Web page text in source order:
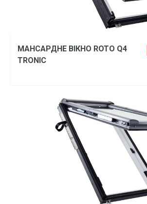
МАНСАРДНЕ ВІКНО ROTO Q4
TRONIC